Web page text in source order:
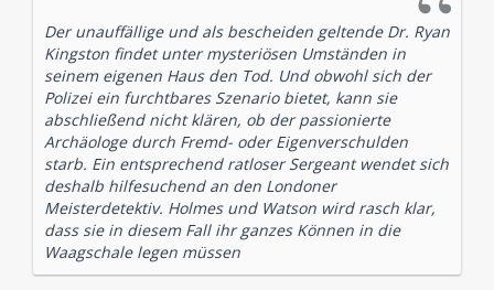
Der unauffällige und als bescheiden geltende Dr. Ryan
Kingston findet unter mysteriösen Umständen in
seinem eigenen Haus den Tod. Und obwohl sich der
Polizei ein furchtbares Szenario bietet, kann sie
abschließend nicht klären, ob der passionierte
Archäologe durch Fremd- oder Eigenverschulden
starb. Ein entsprechend ratloser Sergeant wendet sich
deshalb hilfesuchend an den Londoner
Meisterdetektiv. Holmes und Watson wird rasch klar,
dass sie in diesem Fall ihr ganzes Können in die
Waagschale legen müssen